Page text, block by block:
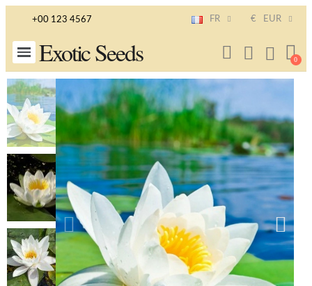
+00 123 4567 FR € EUR
Exotic Seeds